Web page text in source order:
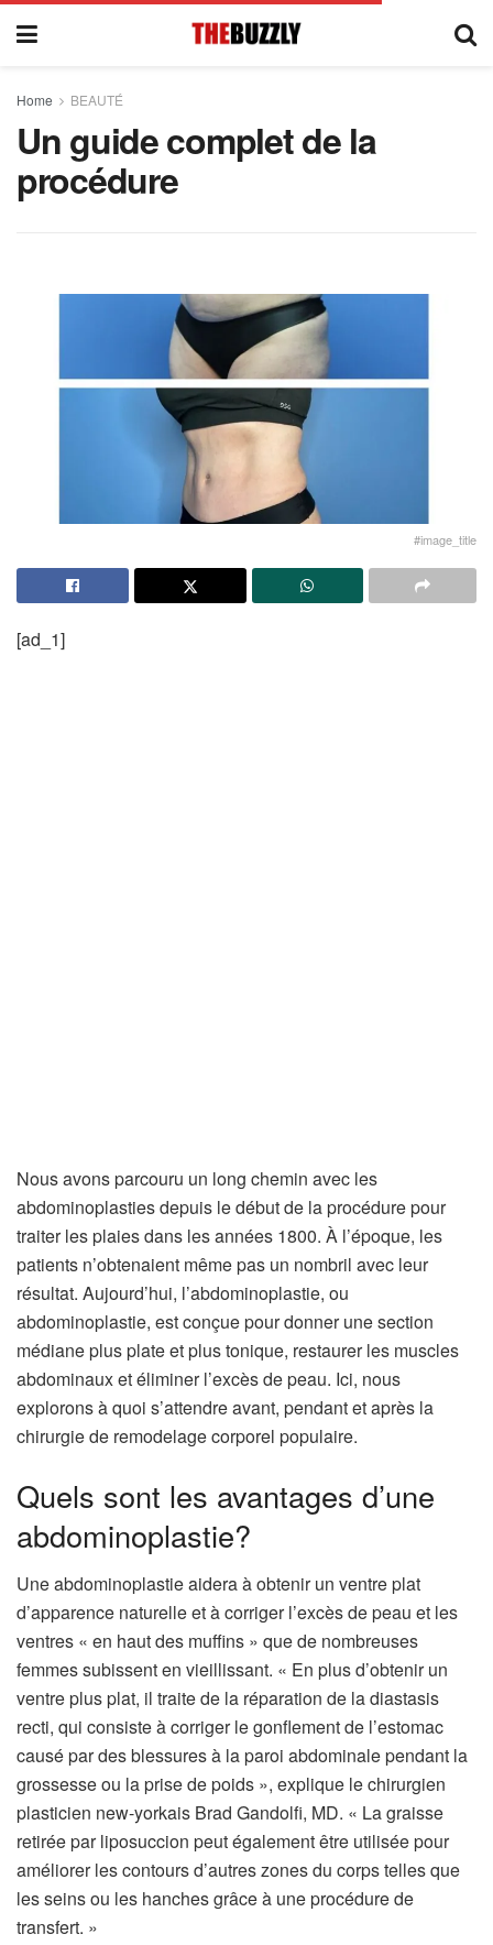
Home BEAUTÉ
Un guide complet de la
procédure
#image_title
[ad_1]
Nous avons parcouru un long chemin avec les
abdominoplasties depuis le début de la procédure pour
traiter les plaies dans les années 1800. À l’époque, les
patients n’obtenaient même pas un nombril avec leur
résultat. Aujourd’hui, l’abdominoplastie, ou
abdominoplastie, est conçue pour donner une section
médiane plus plate et plus tonique, restaurer les muscles
abdominaux et éliminer l’excès de peau. Ici, nous
explorons à quoi s’attendre avant, pendant et après la
chirurgie de remodelage corporel populaire.
Quels sont les avantages d’une
abdominoplastie?
Une abdominoplastie aidera à obtenir un ventre plat
d’apparence naturelle et à corriger l’excès de peau et les
ventres « en haut des muffins » que de nombreuses
femmes subissent en vieillissant. « En plus d’obtenir un
ventre plus plat, il traite de la réparation de la diastasis
recti, qui consiste à corriger le gonflement de l’estomac
causé par des blessures à la paroi abdominale pendant la
grossesse ou la prise de poids », explique le chirurgien
plasticien new-yorkais Brad Gandolfi, MD. « La graisse
retirée par liposuccion peut également être utilisée pour
améliorer les contours d’autres zones du corps telles que
les seins ou les hanches grâce à une procédure de
transfert. »